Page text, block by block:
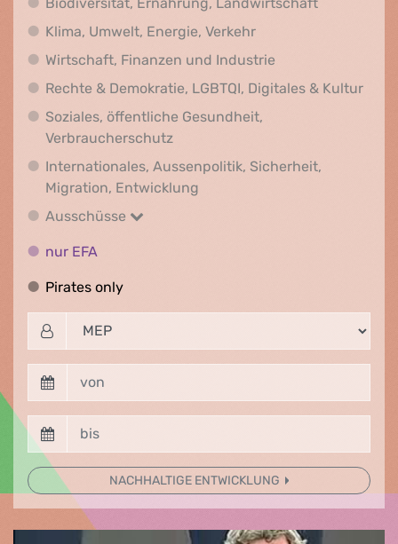
Klima, Umwelt, Energie, VerkehrKlima, Umwelt,
Wirtschaft, Finanzen und IndustrieWirtschaft,
Rechte & Demokratie, LGBTQI, Digitales & Kultur
Soziales, öffentliche Gesundheit,
VerbraucherschutzSoziales, öffentliche Gesundheit,
Internationales, Aussenpolitik, Sicherheit,
Migration, Entwicklung
Ausschüsse
Ausschüsse
nur EFA
Pirates onlyPirates only
NACHHALTIGE ENTWICKLUNG